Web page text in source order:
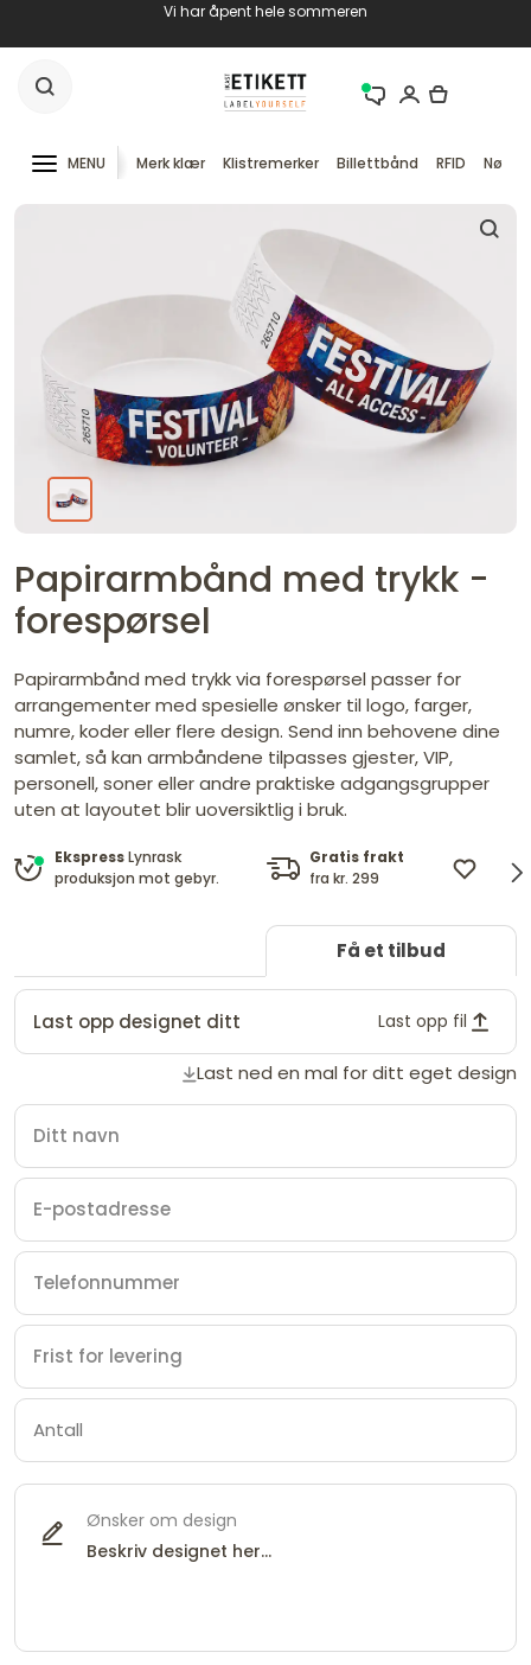
Vi har åpent hele sommeren
MENU Merk klær Klistremerker Billettbånd RFID
Papirarmbånd med trykk -
forespørsel
Papirarmbånd med trykk via forespørsel passer for
arrangementer med spesielle ønsker til logo, farger,
numre, koder eller flere design. Send inn behovene dine
samlet, så kan armbåndene tilpasses gjester, VIP,
personell, soner eller andre praktiske adgangsgrupper
uten at layoutet blir uoversiktlig i bruk.
EkspressLynrask
produksjon mot gebyr.
Gratis frakt
fra kr. 299
og
Få et tilbud
Last opp designet ditt Last opp fil
Last ned en mal for ditt eget design
Ønsker om design